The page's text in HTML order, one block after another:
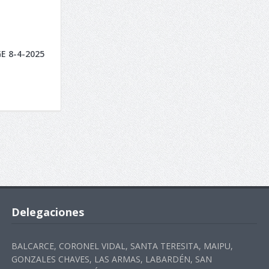
8-4-2025
Delegaciones
BALCARCE, CORONEL VIDAL, SANTA TERESITA, MAIPU,
GONZALES CHAVES, LAS ARMAS, LABARDÉN, SAN